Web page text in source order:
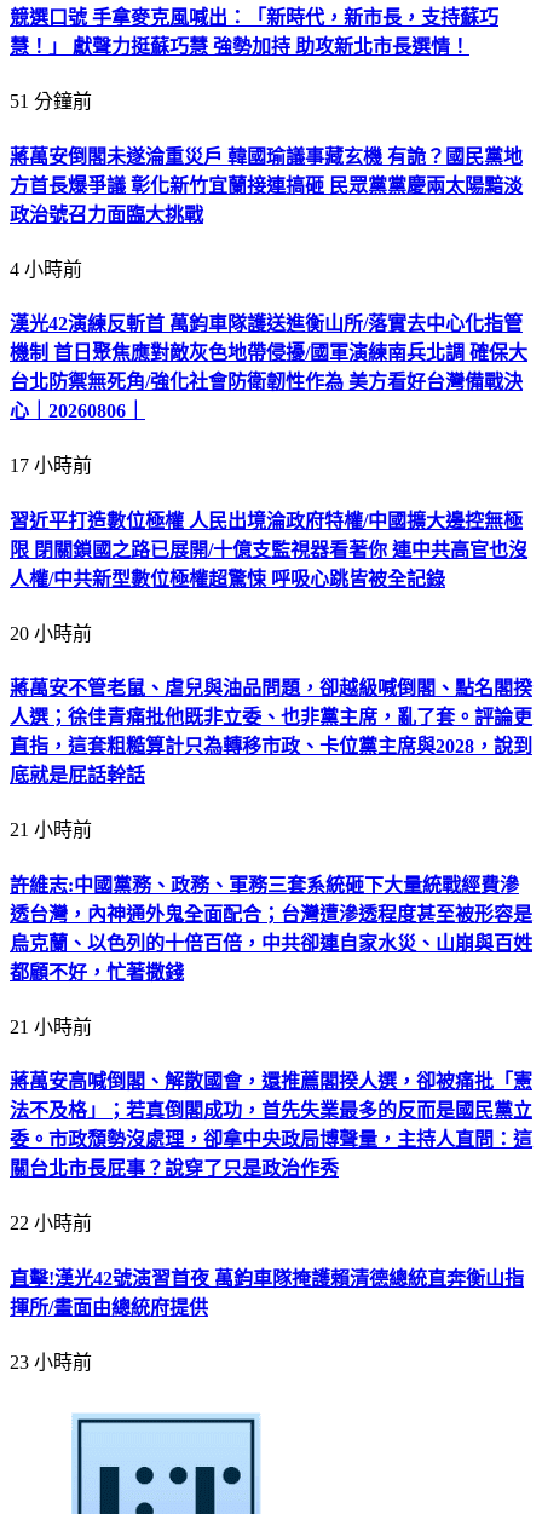
競選口號 手拿麥克風喊出：「新時代，新市長，支持蘇巧
慧！」 獻聲力挺蘇巧慧 強勢加持 助攻新北市長選情！
51 分鐘前
蔣萬安倒閣未遂淪重災戶 韓國瑜議事藏玄機 有詭？國民黨地
方首長爆爭議 彰化新竹宜蘭接連搞砸 民眾黨黨慶兩太陽黯淡
政治號召力面臨大挑戰
4 小時前
漢光42演練反斬首 萬鈞車隊護送進衡山所/落實去中心化指管
機制 首日聚焦應對敵灰色地帶侵擾/國軍演練南兵北調 確保大
台北防禦無死角/強化社會防衛韌性作為 美方看好台灣備戰決
心｜20260806｜
17 小時前
習近平打造數位極權 人民出境淪政府特權/中國擴大邊控無極
限 閉關鎖國之路已展開/十億支監視器看著你 連中共高官也沒
人權/中共新型數位極權超驚悚 呼吸心跳皆被全記錄
20 小時前
蔣萬安不管老鼠、虐兒與油品問題，卻越級喊倒閣、點名閣揆
人選；徐佳青痛批他既非立委、也非黨主席，亂了套。評論更
直指，這套粗糙算計只為轉移市政、卡位黨主席與2028，說到
底就是屁話幹話
21 小時前
許維志:中國黨務、政務、軍務三套系統砸下大量統戰經費滲
透台灣，內神通外鬼全面配合；台灣遭滲透程度甚至被形容是
烏克蘭、以色列的十倍百倍，中共卻連自家水災、山崩與百姓
都顧不好，忙著撒錢
21 小時前
蔣萬安高喊倒閣、解散國會，還推薦閣揆人選，卻被痛批「憲
法不及格」；若真倒閣成功，首先失業最多的反而是國民黨立
委。市政頹勢沒處理，卻拿中央政局博聲量，主持人直問：這
關台北市長屁事？說穿了只是政治作秀
22 小時前
直擊!漢光42號演習首夜 萬鈞車隊掩護賴清德總統直奔衡山指
揮所/畫面由總統府提供
23 小時前